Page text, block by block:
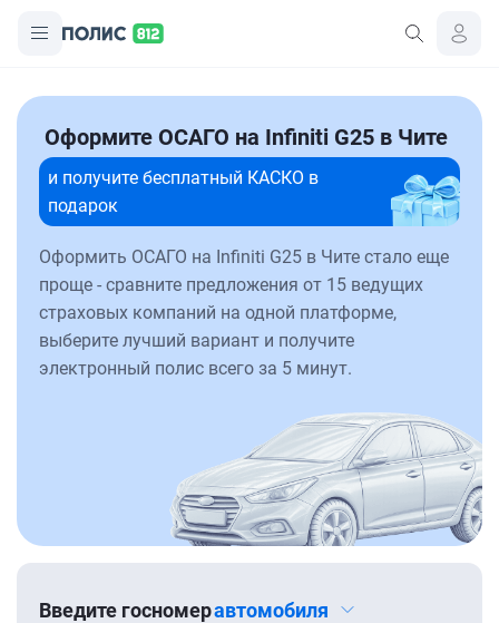
Оформите ОСАГО на Infiniti G25 в Чите
и получите бесплатный КАСКО в
подарок
Оформить ОСАГО на Infiniti G25 в Чите стало еще
проще - сравните предложения от 15 ведущих
страховых компаний на одной платформе,
выберите лучший вариант и получите
электронный полис всего за 5 минут.
Введите госномеравтомобиля